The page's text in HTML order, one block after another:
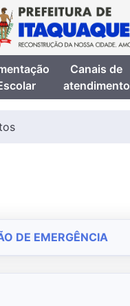
Canais de
atendimento
DE EMERGÊNCIA